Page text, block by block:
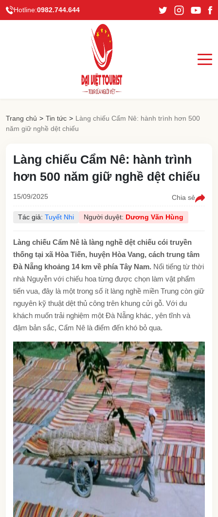
Hotline:0982.744.644
Trang chủ > Tin tức > Làng chiếu Cẩm Nê: hành trình hơn 500
năm giữ nghề dệt chiếu
Làng chiếu Cẩm Nê: hành trình
hơn 500 năm giữ nghề dệt chiếu
15/09/2025 Chia sẻ
Tác giả: Tuyết Nhi Người duyệt: Dương Văn Hùng
Làng chiếu Cẩm Nê là làng nghề dệt chiếu cói truyền
thống tại xã Hòa Tiến, huyện Hòa Vang, cách trung tâm
Đà Nẵng khoảng 14 km về phía Tây Nam. Nổi tiếng từ thời
nhà Nguyễn với chiếu hoa từng được chọn làm vật phẩm
tiến vua, đây là một trong số ít làng nghề miền Trung còn giữ
nguyên kỹ thuật dệt thủ công trên khung cửi gỗ. Với du
khách muốn trải nghiệm một Đà Nẵng khác, yên tĩnh và
đậm bản sắc, Cẩm Nê là điểm đến khó bỏ qua.